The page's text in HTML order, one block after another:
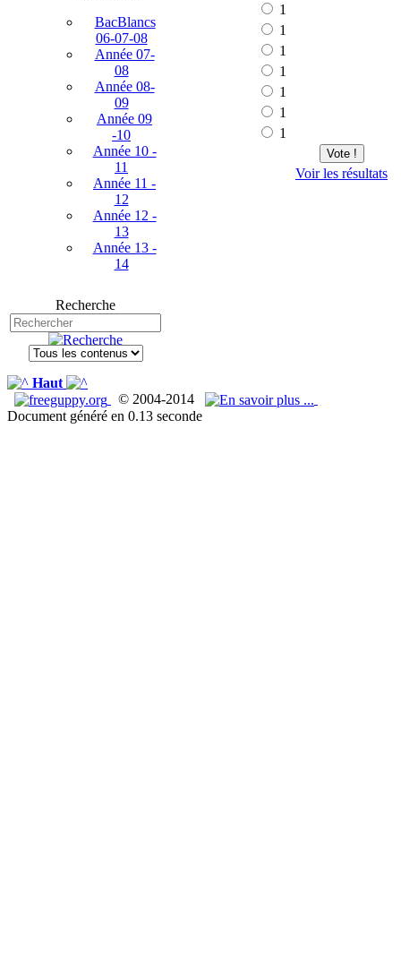
BacBlancs
06-07-08
Année 07-
08
Année 08-
09
Année 09
-10
Année 10 -
11
Année 11 -
12
Année 12 -
13
Année 13 -
14
Recherche
1
1
1
1
1
1
1
Vote !
Voir les résultats
Haut
© 2004-2014
Document généré en 0.13 seconde